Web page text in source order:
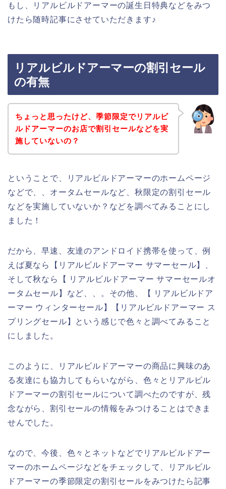
もし、リアルビルドアーマーの誕生日特典などをみつ
けたら随時記事にさせていただきます♪
リアルビルドアーマーの割引セール
の有無
ちょっと思ったけど、季節限定でリアルビ
ルドアーマーのお店で割引セールなどを実
施していないの？
ということで、リアルビルドアーマーのホームページ
などで、、オータムセールなど、秋限定の割引セール
などを実施していないか？などを調べてみることにし
ました！
だから、早速、友達のアンドロイド携帯を使って、例
えば夏なら【リアルビルドアーマー サマーセール】、
そして秋なら【 リアルビルドアーマー サマーセールオ
ータムセール】など、、。その他、【 リアルビルドア
ーマー ウィンターセール】【リアルビルドアーマー ス
プリングセール】という感じで色々と調べてみること
にしました。
このように、リアルビルドアーマーの商品に興味のあ
る友達にも協力してもらいながら、色々とリアルビル
ドアーマーの割引セールについて調べたのですが、残
念ながら、割引セールの情報をみつけることはできま
せんでした。
なので、今後、色々とネットなどでリアルビルドアー
マーのホームページなどをチェックして、リアルビル
ドアーマーの季節限定の割引セールをみつけたら記事